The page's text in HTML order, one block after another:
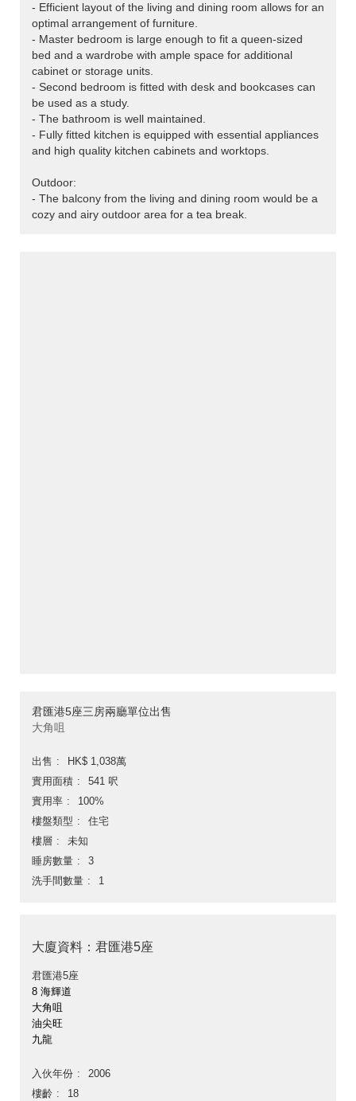
- Efficient layout of the living and dining room allows for an
optimal arrangement of furniture.
- Master bedroom is large enough to fit a queen-sized
bed and a wardrobe with ample space for additional
cabinet or storage units.
- Second bedroom is fitted with desk and bookcases can
be used as a study.
- The bathroom is well maintained.
- Fully fitted kitchen is equipped with essential appliances
and high quality kitchen cabinets and worktops.
Outdoor:
- The balcony from the living and dining room would be a
cozy and airy outdoor area for a tea break.
君匯港5座三房兩廳單位出售
大角咀
出售
HK$ 1,038萬
實用面積
541 呎
實用率
100%
樓盤類型
住宅
樓層
未知
睡房數量
3
洗手間數量
1
大廈資料：君匯港5座
君匯港5座
8 海輝道
大角咀
油尖旺
九龍
入伙年份
2006
樓齡
18